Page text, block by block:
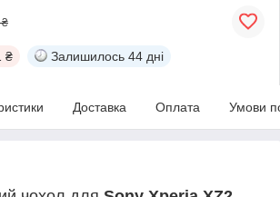
₴
₴ Залишилось 44 дні
Доставка Оплата Умови